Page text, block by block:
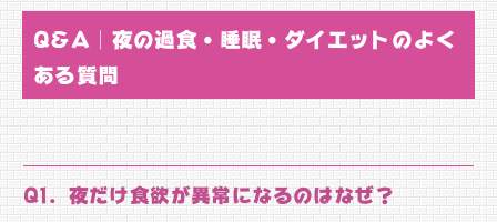
Q&A｜夜の過食・睡眠・ダイエットのよく
ある質問
Q1. 夜だけ食欲が異常になるのはなぜ？